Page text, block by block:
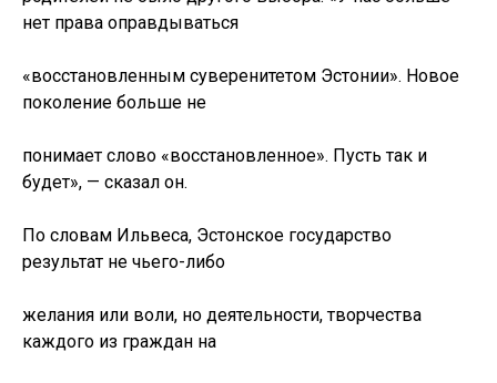
нет права оправдываться
«восстановленным суверенитетом Эстонии». Новое
поколение больше не
понимает слово «восстановленное». Пусть так и
будет», — сказал он.
По словам Ильвеса, Эстонское государство
результат не чьего-либо
желания или воли, но деятельности, творчества
каждого из граждан на